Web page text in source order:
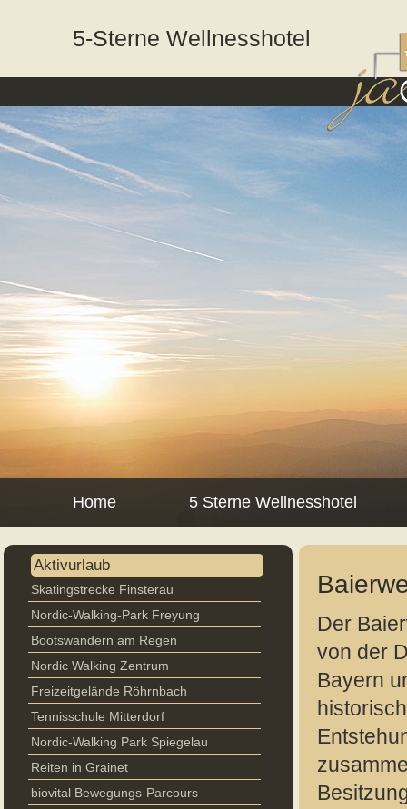
5-Sterne Wellnesshotel
Home 5 Sterne Wellnesshotel
Aktivurlaub
Skatingstrecke Finsterau
Nordic-Walking-Park Freyung
Bootswandern am Regen
Nordic Walking Zentrum
Freizeitgelände Röhrnbach
Tennisschule Mitterdorf
Nordic-Walking Park Spiegelau
Reiten in Grainet
biovital Bewegungs-Parcours
Der
von der
Bayern